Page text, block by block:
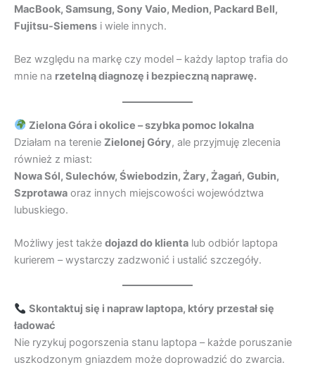
MacBook, Samsung, Sony Vaio, Medion, Packard Bell,
Fujitsu-Siemens i wiele innych.
Bez względu na markę czy model – każdy laptop trafia do
mnie na rzetelną diagnozę i bezpieczną naprawę.
Zielona Góra i okolice – szybka pomoc lokalna
Działam na terenie Zielonej Góry, ale przyjmuję zlecenia
również z miast:
Nowa Sól, Sulechów, Świebodzin, Żary, Żagań, Gubin,
Szprotawa oraz innych miejscowości województwa
lubuskiego.
Możliwy jest także dojazd do klienta lub odbiór laptopa
kurierem – wystarczy zadzwonić i ustalić szczegóły.
Skontaktuj się i napraw laptopa, który przestał się
ładować
Nie ryzykuj pogorszenia stanu laptopa – każde poruszanie
uszkodzonym gniazdem może doprowadzić do zwarcia.